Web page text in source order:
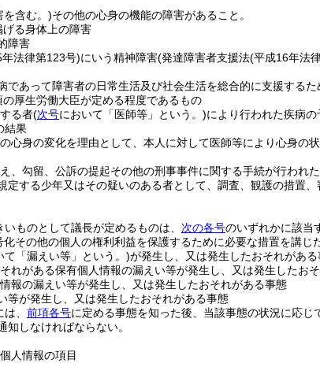
を含む。)その他の心身の機能の障害があること。
げる身体上の障害
障害
法律第123号)にいう精神障害(発達障害者支援法(平成16年法
あって障害者の日常生活及び社会生活を総合的に支援するた
厚生労働大臣が定める程度であるもの
る者(次号において「医師等」という。)により行われた疾病
結果
心身の変化を理由として、本人に対して医師等により心身の
勾留、公訴の提起その他の刑事事件に関する手続が行われた
定する少年又はその疑いのある者として、調査、観護の措置
ものとして議長が定めるものは、 次の各号のいずれかに該当
化その他の個人の権利利益を保護するために必要な措置を講じ
て「漏えい等」という。)が発生し、又は発生したおそれがある
れがある保有個人情報の漏えい等が発生し、又は発生したお
報の漏えい等が発生し、又は発生したおそれがある事態
等が発生し、又は発生したおそれがある事態
、 前項各号に定める事態を知った後、当該事態の状況に応じ
しなければならない。
人情報の項目